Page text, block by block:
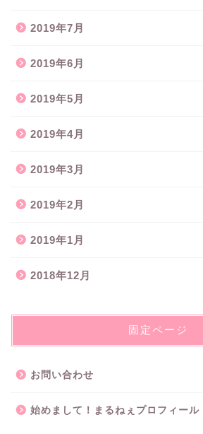
2019年7月
2019年6月
2019年5月
2019年4月
2019年3月
2019年2月
2019年1月
2018年12月
固定ページ
お問い合わせ
始めまして！まるねぇプロフィール